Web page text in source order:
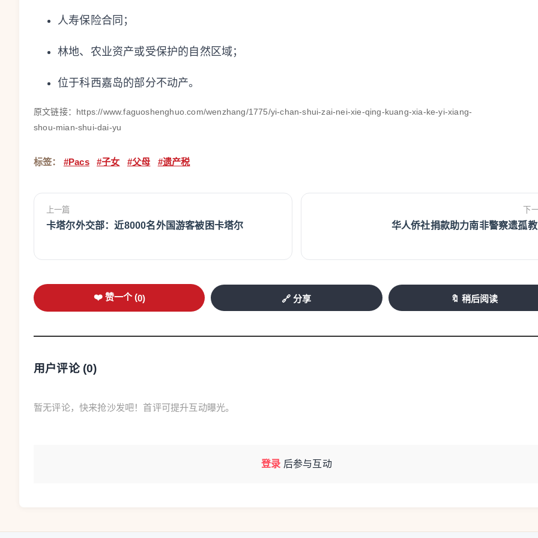
人寿保险合同；
林地、农业资产或受保护的自然区域；
位于科西嘉岛的部分不动产。
原文链接： https://www.faguoshenghuo.com/wenzhang/1775/yi-chan-shui-zai-nei-xie-qing-kuang-xia-ke-yi-xiang-
shou-mian-shui-dai-yu
标签： #Pacs #子女 #父母 #遗产税
上一篇
卡塔尔外交部：近8000名外国游客被困卡塔尔
下
华人侨社捐款助力南非警察遗孤
❤️ 赞一个 (0) 🔗 分享 🔖 稍后阅读
用户评论 (0)
暂无评论，快来抢沙发吧！首评可提升互动曝光。
登录 后参与互动